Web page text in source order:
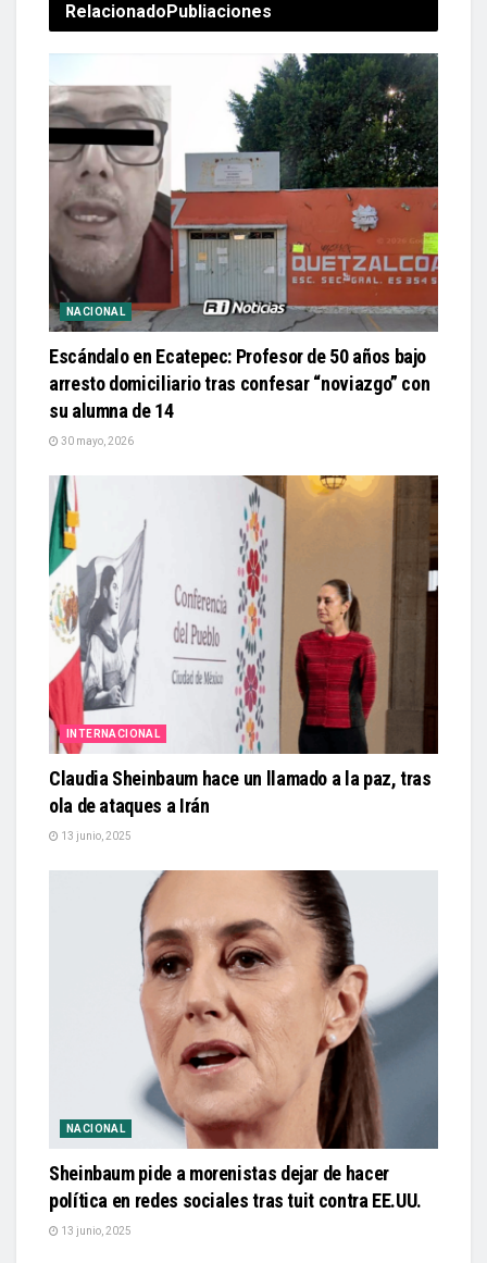
Relacionado Publiaciones
NACIONAL
Escándalo en Ecatepec: Profesor de 50 años bajo
arresto domiciliario tras confesar “noviazgo” con
su alumna de 14
30 mayo, 2026
INTERNACIONAL
Claudia Sheinbaum hace un llamado a la paz, tras
ola de ataques a Irán
13 junio, 2025
NACIONAL
Sheinbaum pide a morenistas dejar de hacer
política en redes sociales tras tuit contra EE.UU.
13 junio, 2025